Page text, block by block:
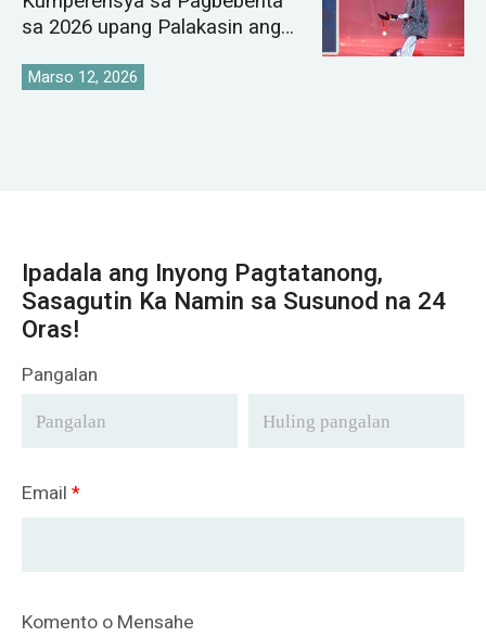
sa 2026 upang Palakasin ang
Pamilihan ng Crane
Marso 12, 2026
Ipadala ang Inyong Pagtatanong,
Sasagutin Ka Namin sa Susunod na 24
Oras!
Pangalan
Email *
Komento o Mensahe